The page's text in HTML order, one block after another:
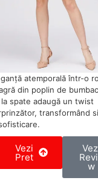
atemporală într-o
din poplin de
spate adaugă un twist
transformând
Vezi
Pret
w